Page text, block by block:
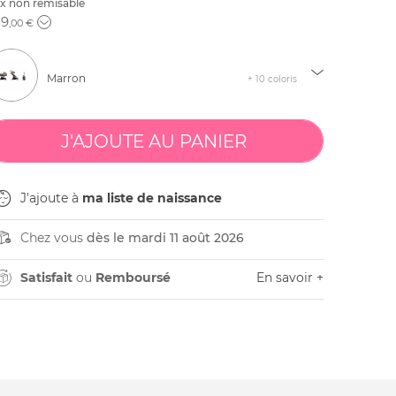
non remisable
,00 €
Marron + 10 coloris
J'ajoute à ma liste de naissance
Chez vous dès le mardi 11 août 2026
Satisfaitou Remboursé En savoir +